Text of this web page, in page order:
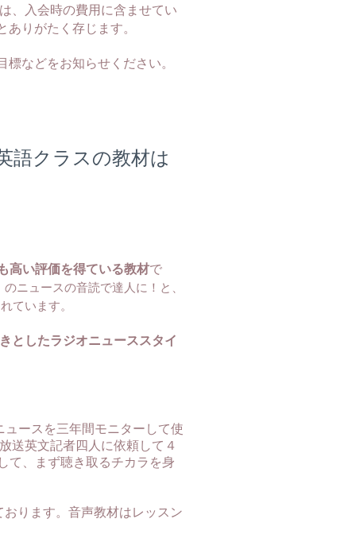
、入会時の費用に含ませてい
りがたく存じます。
などをお知らせください。
語クラスの教材は
高い評価を得ている教材で
ニュースの音読で達人に！と、
ています。
としたラジオニューススタイ
ースを三年間モニターして使
送英文記者四人に依頼して４
て、まず聴き取るチカラを身
ります。 音声教材はレッスン